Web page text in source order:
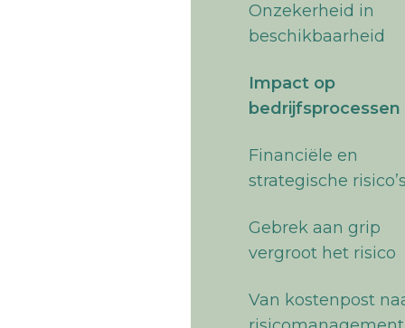
Onzekerheid in
beschikbaarheid
Impact op
bedrijfsprocessen
Financiële en
strategische risico’s
Gebrek aan grip
vergroot het risico
Van kostenpost